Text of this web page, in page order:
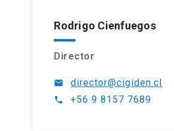
Rodrigo Cienfuegos
Director
mail director@cigiden.cl
phone +56 9 8157 7689